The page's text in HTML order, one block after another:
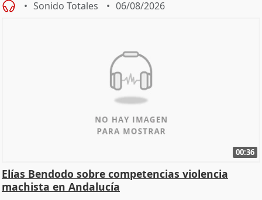
Sonido Totales 06/08/2026
00:36
Elías Bendodo sobre competencias violencia
machista en Andalucía